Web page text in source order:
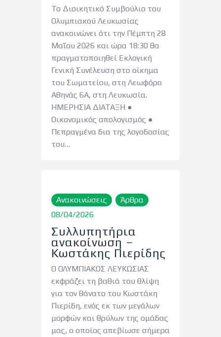
Το Διοικητικό Συμβούλιο του
Ολυμπιακού Λευκωσίας
ανακοινώνει ότι την Πέμπτη 28
Μαΐου 2026 και ώρα 18:30 θα
πραγματοποιηθεί Εκλογική
Γενική Συνέλευση στο οίκημα
του Σωματείου, στη Λεωφόρο
Αθηνάς 6Α, στη Λευκωσία.
ΗΜΕΡΗΣΙΑ ΔΙΑΤΑΞΗ ●
Οικονομικός απολογισμός ●
Πεπραγμένα δια της λογοδοσίας
του…
Ανακοινώσεις
Άρθρα
08/04/2026
Συλλυπητήρια
ανακοίνωση –
Κωστάκης Πιερίδης
Ο ΟΛΥΜΠΙΑΚΟΣ ΛΕΥΚΩΣΙΑΣ
εκφράζει τη βαθιά του θλίψη
για τον θάνατο του Κωστάκη
Πιερίδη, ενός εκ των μεγάλων
μορφών και θρύλων της ομάδας
μας, ο οποίος απεβίωσε σήμερα